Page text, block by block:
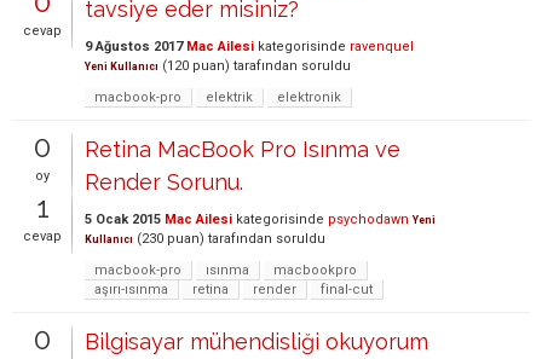
cevap
tavsiye eder misiniz?
9 Ağustos 2017 Mac Ailesi kategorisinde ravenquel
Yeni Kullanıcı (120 puan) tarafından soruldu
macbook-pro
elektrik elektronik
0
oy
1
cevap
Retina MacBook Pro Isınma ve
Render Sorunu.
5 Ocak 2015 Mac Ailesi kategorisinde psychodawn Yeni
Kullanıcı (230 puan) tarafından soruldu
macbook-pro
ısınma
macbookpro
aşırı-ısınma
retina render final-cut
0
Bilgisayar mühendisliği okuyorum